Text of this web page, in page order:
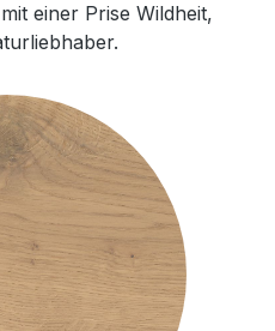
einer Prise Wildheit,